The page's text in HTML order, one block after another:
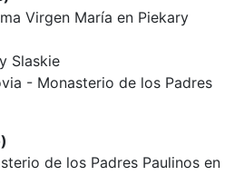
Virgen María en Piekary
Slaskie
- Monasterio de los Padres
de los Padres Paulinos en